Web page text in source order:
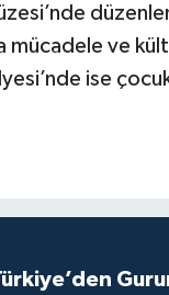
mücadele ve
ise